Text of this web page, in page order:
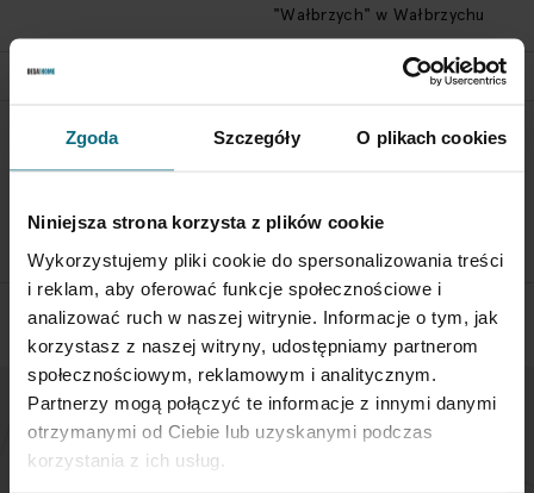
Zgoda Szczegóły O plikach cookies
Niniejsza strona korzysta z plików cookie
Wykorzystujemy pliki cookie do spersonalizowania treści
i reklam, aby oferować funkcje społecznościowe i
analizować ruch w naszej witrynie. Informacje o tym, jak
korzystasz z naszej witryny, udostępniamy partnerom
społecznościowym, reklamowym i analitycznym.
Partnerzy mogą połączyć te informacje z innymi danymi
otrzymanymi od Ciebie lub uzyskanymi podczas
korzystania z ich usług.
"Wałbrzych" w Wałbrzychu
POLITYKA ZWROTÓW
NEWSLETTER